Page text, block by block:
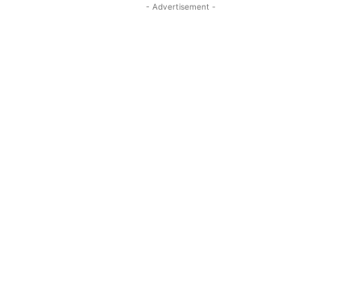
- Advertisement -